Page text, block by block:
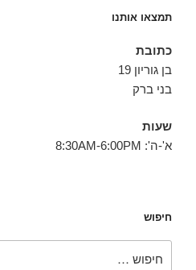
תמצאו אותנו
כתובת
בן גוריון 19
בני ברק
שעות
א'-ה': 8:30AM-6:00PM
חיפוש